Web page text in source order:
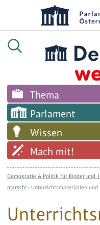
Thema
Parlament
Wissen
Mach mit!
Demokratie & Politik für Kinder und
marsch! › Unterrichtsmaterialien und